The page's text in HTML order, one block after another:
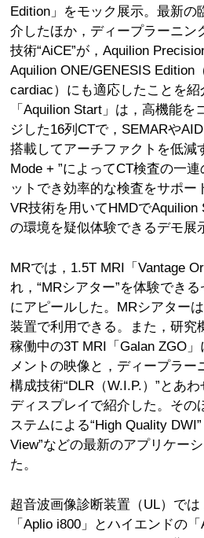
Edition」をモック展示。最新の
介したほか，ディープラーニン
技術“AiCE”が，Aquilion
Aquilion ONE/GENESIS Edition
cardiac）にも適応したことを紹
「Aquilion Start」は，高機能
ジした16列CTで，SEMARや
搭載してアーチファクトを低減
Mode + ”によってCT検査の一
ットでき効率的な検査をサポー
VR技術を用いてHMDで
の環境を疑似体験できるデモ展
MRでは，1.5T MRI「Vantage
れ，“MRシアター”を体験でき
にアピールした。MRシアター
装置で利用できる。また，研究
稼働中の3T MRI「Galan ZGO
メントの映像と，ディープラー
構成技術“DLR（W.I.P.）”とあ
ディスプレイで紹介した。その
ステムによる“High Quality
View”などの最新のアプリケー
た。
超音波画像診断装置（UL）で
「Aplio i800」とハイエンドの